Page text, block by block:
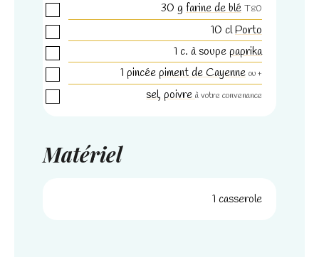
30 g farine de blé T80
10 clPorto
1 c. à soupepaprika
1 pincéepiment de Cayenne ou +
sel, poivreà votre convenance
Matériel
1 casserole
Nécessaire
Ces cookies ne
sont pas
facultatifs. Ils
sont
Statistiques
Afin que nous
*